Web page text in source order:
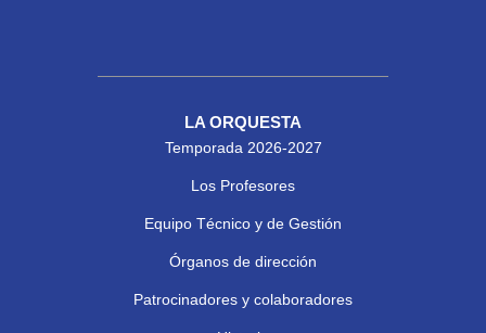
LA ORQUESTA
Temporada 2026-2027
Los Profesores
Equipo Técnico y de Gestión
Órganos de dirección
Patrocinadores y colaboradores